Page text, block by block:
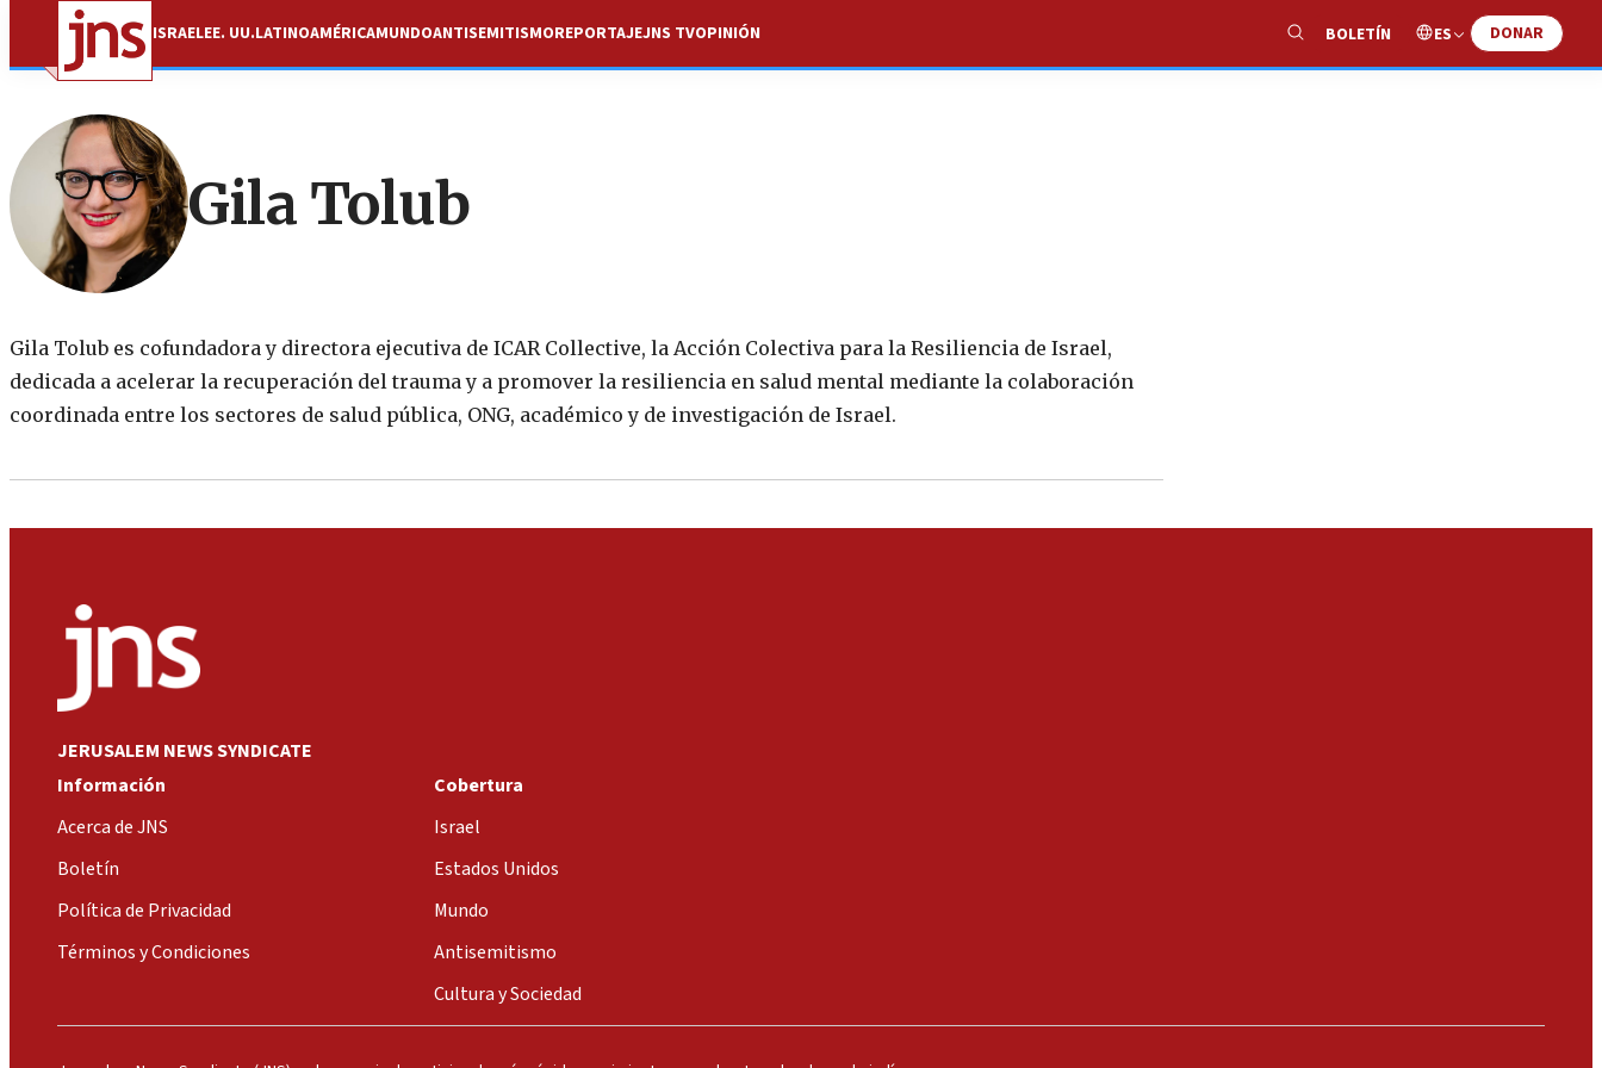
ISRAELEE. UU.LATINOAMÉRICAMUNDOANTISEMITISMOREPORTAJEJNS TVOPINIÓN
ShowBOLETÍN ES DONAR
Gila Tolub
Gila Tolub es cofundadora y directora ejecutiva de ICAR Collective, la Acción Colectiva para la Resiliencia de Israel,
dedicada a acelerar la recuperación del trauma y a promover la resiliencia en salud mental mediante la colaboración
coordinada entre los sectores de salud pública, ONG, académico y de investigación de Israel.
JERUSALEM NEWS SYNDICATE
Información
Acerca de JNS
Boletín
Política de Privacidad
Términos y Condiciones
Cobertura
Israel
Estados Unidos
Mundo
Antisemitismo
Cultura y Sociedad